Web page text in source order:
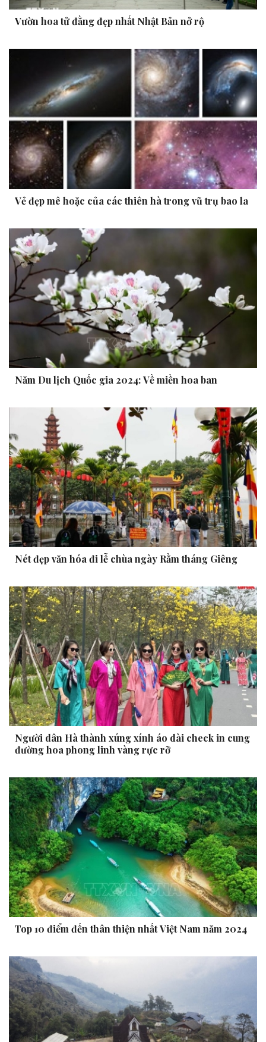
Vườn hoa tử đằng đẹp nhất Nhật Bản nở rộ
Vẻ đẹp mê hoặc của các thiên hà trong vũ trụ bao la
Năm Du lịch Quốc gia 2024: Về miền hoa ban
Nét đẹp văn hóa đi lễ chùa ngày Rằm tháng Giêng
Người dân Hà thành xúng xính áo dài check in cung
đường hoa phong linh vàng rực rỡ
Top 10 điểm đến thân thiện nhất Việt Nam năm 2024